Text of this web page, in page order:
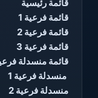
قائمة رئيسية
قائمة فرعية 1
قائمة فرعية 2
قائمة فرعية 3
قائمة منسدلة
منسدلة فرعية 1
منسدلة فرعية 2